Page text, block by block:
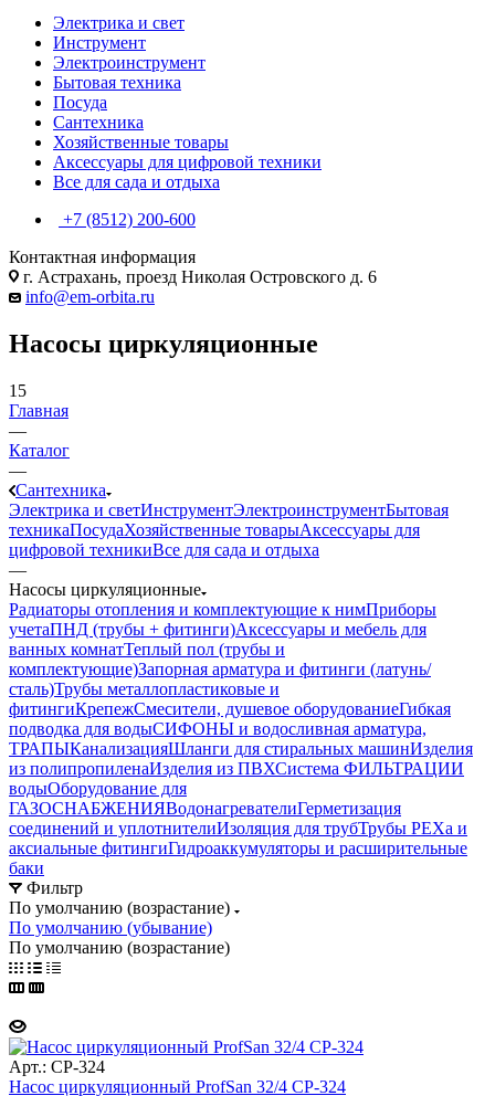
Электрика и свет
Инструмент
Электроинструмент
Бытовая техника
Посуда
Сантехника
Хозяйственные товары
Аксессуары для цифровой техники
Все для сада и отдыха
+7 (8512) 200-600
Контактная информация
г. Астрахань, проезд Николая Островского д. 6
info@em-orbita.ru
Насосы циркуляционные
15
Главная
—
Каталог
—
Сантехника
Электрика и светИнструментЭлектроинструментБытовая
техникаПосудаХозяйственные товарыАксессуары для
цифровой техникиВсе для сада и отдыха
—
Насосы циркуляционные
Радиаторы отопления и комплектующие к нимПриборы
учетаПНД (трубы + фитинги)Аксессуары и мебель для
ванных комнатТеплый пол (трубы и
комплектующие)Запорная арматура и фитинги (латунь/
сталь)Трубы металлопластиковые и
фитингиКрепежСмесители, душевое оборудованиеГибкая
подводка для водыСИФОНЫ и водосливная арматура,
ТРАПЫКанализацияШланги для стиральных машинИзделия
из полипропиленаИзделия из ПВХСистема ФИЛЬТРАЦИИ
водыОборудование для
ГАЗОСНАБЖЕНИЯВодонагревателиГерметизация
соединений и уплотнителиИзоляция для трубТрубы PEXa и
аксиальные фитингиГидроаккумуляторы и расширительные
баки
Фильтр
По умолчанию (возрастание)
По умолчанию (убывание)
По умолчанию (возрастание)
Арт.: CP-324
Насос циркуляционный ProfSan 32/4 CP-324